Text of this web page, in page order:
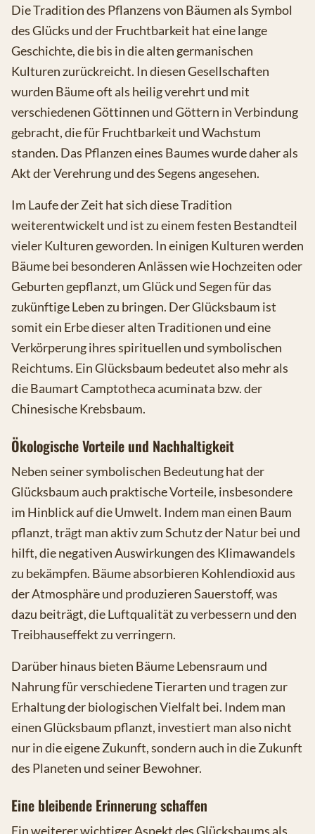
Die Tradition des Pflanzens von Bäumen als Symbol
des Glücks und der Fruchtbarkeit hat eine lange
Geschichte, die bis in die alten germanischen
Kulturen zurückreicht. In diesen Gesellschaften
wurden Bäume oft als heilig verehrt und mit
verschiedenen Göttinnen und Göttern in Verbindung
gebracht, die für Fruchtbarkeit und Wachstum
standen. Das Pflanzen eines Baumes wurde daher als
Akt der Verehrung und des Segens angesehen.
Im Laufe der Zeit hat sich diese Tradition
weiterentwickelt und ist zu einem festen Bestandteil
vieler Kulturen geworden. In einigen Kulturen werden
Bäume bei besonderen Anlässen wie Hochzeiten oder
Geburten gepflanzt, um Glück und Segen für das
zukünftige Leben zu bringen. Der Glücksbaum ist
somit ein Erbe dieser alten Traditionen und eine
Verkörperung ihres spirituellen und symbolischen
Reichtums. Ein Glücksbaum bedeutet also mehr als
die Baumart Camptotheca acuminata bzw. der
Chinesische Krebsbaum.
Ökologische Vorteile und Nachhaltigkeit
Neben seiner symbolischen Bedeutung hat der
Glücksbaum auch praktische Vorteile, insbesondere
im Hinblick auf die Umwelt. Indem man einen Baum
pflanzt, trägt man aktiv zum Schutz der Natur bei und
hilft, die negativen Auswirkungen des Klimawandels
zu bekämpfen. Bäume absorbieren Kohlendioxid aus
der Atmosphäre und produzieren Sauerstoff, was
dazu beiträgt, die Luftqualität zu verbessern und den
Treibhauseffekt zu verringern.
Darüber hinaus bieten Bäume Lebensraum und
Nahrung für verschiedene Tierarten und tragen zur
Erhaltung der biologischen Vielfalt bei. Indem man
einen Glücksbaum pflanzt, investiert man also nicht
nur in die eigene Zukunft, sondern auch in die Zukunft
des Planeten und seiner Bewohner.
Eine bleibende Erinnerung schaffen
Ein weiterer wichtiger Aspekt des Glücksbaums als